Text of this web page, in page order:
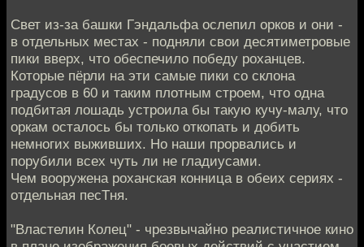
Свет из-за башки Гэндальфа ослепил орков и они -
в отдельных местах - подняли свои десятиметровые
пики вверх, что обеспечило победу роханцев.
Которые пёрли на эти самые пики со склона
градусов в 60 и таким плотным строем, что одна
подбитая лошадь устроила бы такую кучу-малу, что
оркам осталось бы только откопать и добить
немногих выживших. Но наши прорвались и
порубили всех чуть ли не гладиусами.
Чем вооружена роханская конница в обеих сериях -
отдельная песТня.
"Властелин Колец" - чрезвычайно реалистичное кино